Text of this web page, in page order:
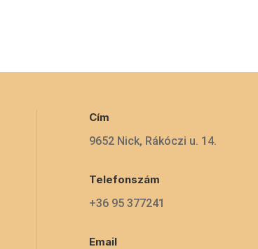
Cím
9652 Nick, Rákóczi u. 14.
Telefonszám
+36 95 377241
Email